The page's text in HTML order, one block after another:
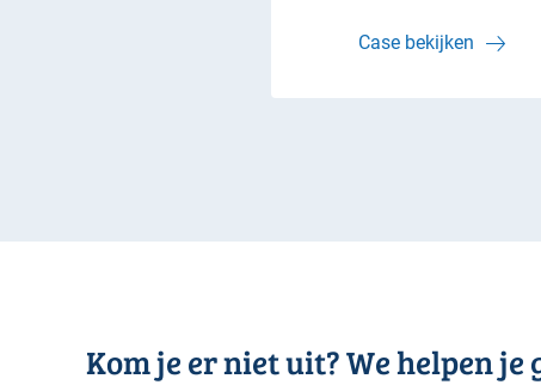
Case bekijken
Kom je er niet uit? We helpen